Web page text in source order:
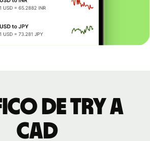
de TRY a
CAD